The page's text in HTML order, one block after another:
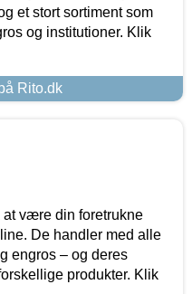
et stort sortiment som
og institutioner. Klik
Rito.dk
være din foretrukne
De handler med alle
engros – og deres
produkter. Klik